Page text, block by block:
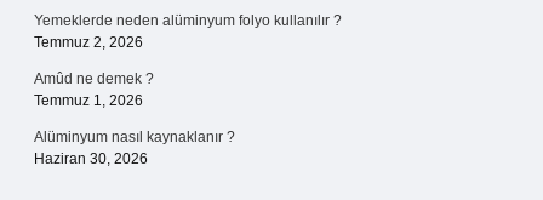
Yemeklerde neden alüminyum folyo kullanılır ?
Temmuz 2, 2026
Amûd ne demek ?
Temmuz 1, 2026
Alüminyum nasıl kaynaklanır ?
Haziran 30, 2026